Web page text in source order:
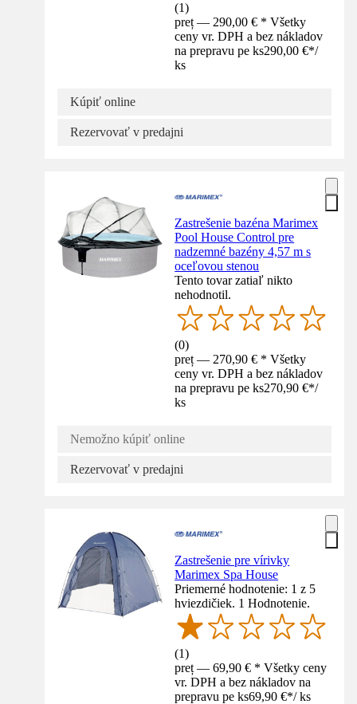
(1)
preț — 290,00 € * Všetky
ceny vr. DPH a bez nákladov
na prepravu pe ks290,00 €*/
ks
Kúpiť online
Rezervovať v predajni
Zastrešenie bazéna Marimex
Pool House Control pre
nadzemné bazény 4,57 m s
oceľovou stenou
Tento tovar zatiaľ nikto
nehodnotil.
(0)
preț — 270,90 € * Všetky
ceny vr. DPH a bez nákladov
na prepravu pe ks270,90 €*/
ks
Nemožno kúpiť online
Rezervovať v predajni
Zastrešenie pre vírivky
Marimex Spa House
Priemerné hodnotenie: 1 z 5
hviezdičiek. 1 Hodnotenie.
(1)
preț — 69,90 € * Všetky ceny
vr. DPH a bez nákladov na
prepravu pe ks69,90 €*/ ks